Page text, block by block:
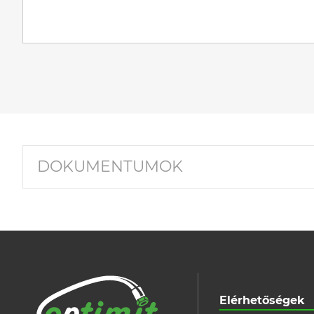
DOKUMENTUMOK
Elérhetőségek